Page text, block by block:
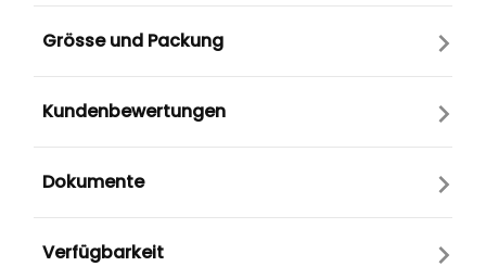
Grösse und Packung
Kundenbewertungen
Dokumente
Verfügbarkeit